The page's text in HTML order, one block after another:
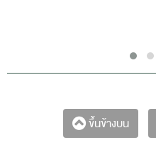
ขึ้นข้างบน